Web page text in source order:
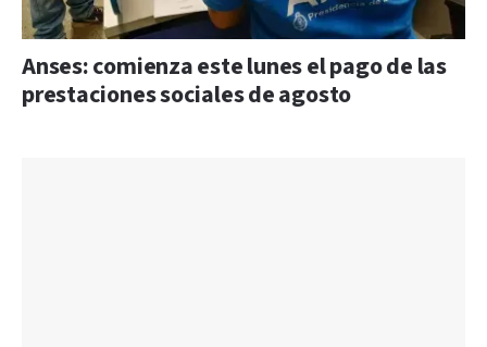
Anses: comienza este lunes el pago de las
prestaciones sociales de agosto